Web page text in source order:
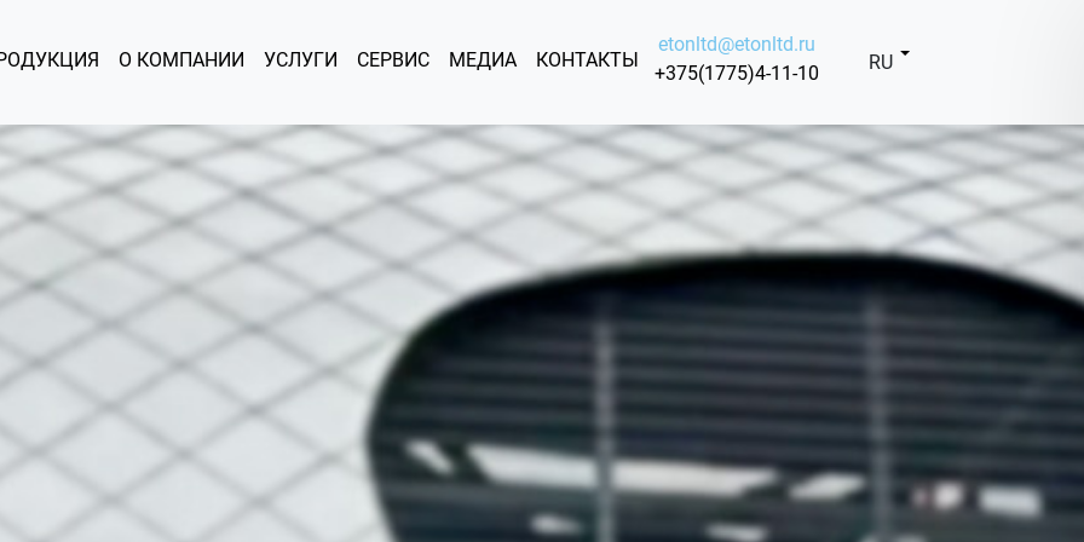
О КОМПАНИИ УСЛУГИ СЕРВИС МЕДИА КОНТАКТЫ
etonltd@etonltd.ru
+375(1775)4-11-10
RU